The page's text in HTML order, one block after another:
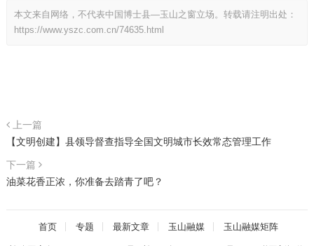
本文来自网络，不代表中国博士县—玉山之窗立场。转载请注明出处：
https://www.yszc.com.cn/74635.html
上一篇
【文明创建】县领导督查指导全国文明城市长效常态管理工作
下一篇
油菜花香正浓，你准备去踏青了吧？
首页 专题 最新文章 玉山融媒 玉山融媒矩阵